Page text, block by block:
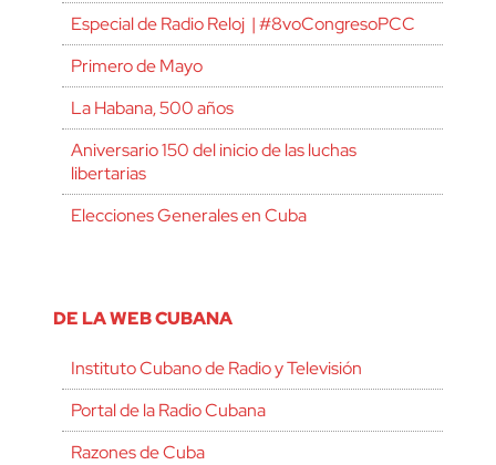
Especial de Radio Reloj | #8voCongresoPCC
Primero de Mayo
La Habana, 500 años
Aniversario 150 del inicio de las luchas
libertarias
Elecciones Generales en Cuba
DE LA WEB CUBANA
Instituto Cubano de Radio y Televisión
Portal de la Radio Cubana
Razones de Cuba